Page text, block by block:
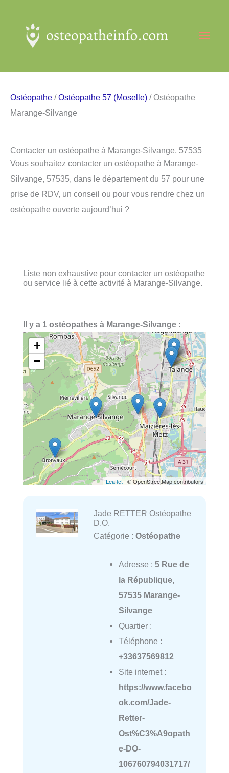
contenu
Ostéopathe /Ostéopathe 57 (Moselle) / Ostéopathe
Marange-Silvange
Contacter un ostéopathe à Marange-Silvange, 57535
Vous souhaitez contacter un ostéopathe à Marange-
Silvange, 57535, dans le département du 57 pour une
prise de RDV, un conseil ou pour vous rendre chez un
ostéopathe ouverte aujourd’hui ?
Liste non exhaustive pour contacter un ostéopathe
ou service lié à cette activité à Marange-Silvange.
Il y a 1 ostéopathes à Marange-Silvange :
+
−
Leaflet| © OpenStreetMap contributors
Jade RETTER Ostéopathe
D.O.
Catégorie : Ostéopathe
Adresse : 5 Rue de
la République,
57535 Marange-
Silvange
Quartier :
Téléphone :
+33637569812
Site internet :
https://www.facebo
ok.com/Jade-
Retter-
Ost%C3%A9opath
e-DO-
106760794031717/